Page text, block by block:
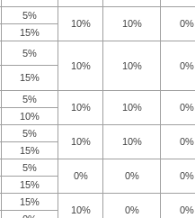
5%
10% 10%
0%
15%
5%
10%
10%
0%
15%
5%
10% 10%
0%
10%
5%
10% 10%
0%
15%
5%
0% 0%
0%
15%
15%
10% 0%
0%